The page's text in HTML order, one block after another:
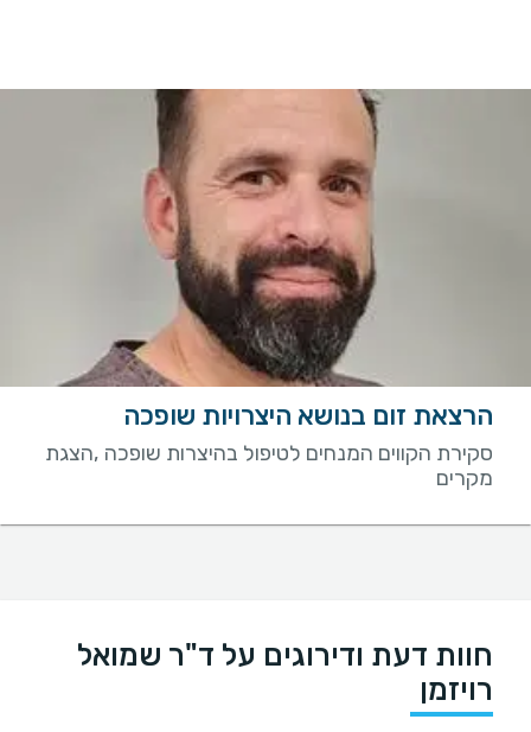
הרצאת זום בנושא היצרויות שופכה
סקירת הקווים המנחים לטיפול בהיצרות שופכה ,הצגת
מקרים
חוות דעת ודירוגים על ד"ר שמואל
רויזמן